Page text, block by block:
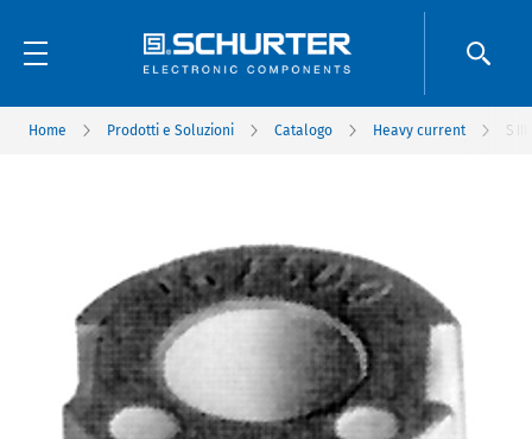
Home Prodotti e Soluzioni Catalogo Heavy current S III